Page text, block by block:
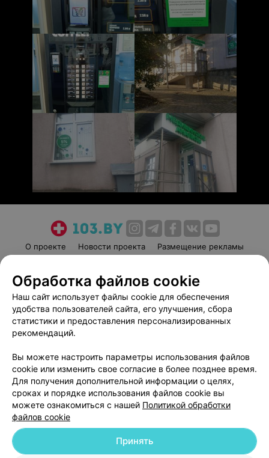
О проекте Новости проекта
Размещение рекламы
Пользовательское соглашение
Способы оплаты
Вакансии
Партнеры
Написать руководителю 103.by
Обработка персональных данных
© 2026 ООО «Артокс Лаб», УНП 191700409
| 220012, Республика Беларусь,
Обработка файлов cookie
Наш сайт использует файлы cookie для обеспечения
удобства пользователей сайта, его улучшения, сбора
статистики и предоставления персонализированных
рекомендаций.
Вы можете настроить параметры использования файлов
cookie или изменить свое согласие в более позднее время.
Для получения дополнительной информации о целях,
сроках и порядке использования файлов cookie вы
можете ознакомиться с нашей Политикой обработки
файлов cookie
Принять